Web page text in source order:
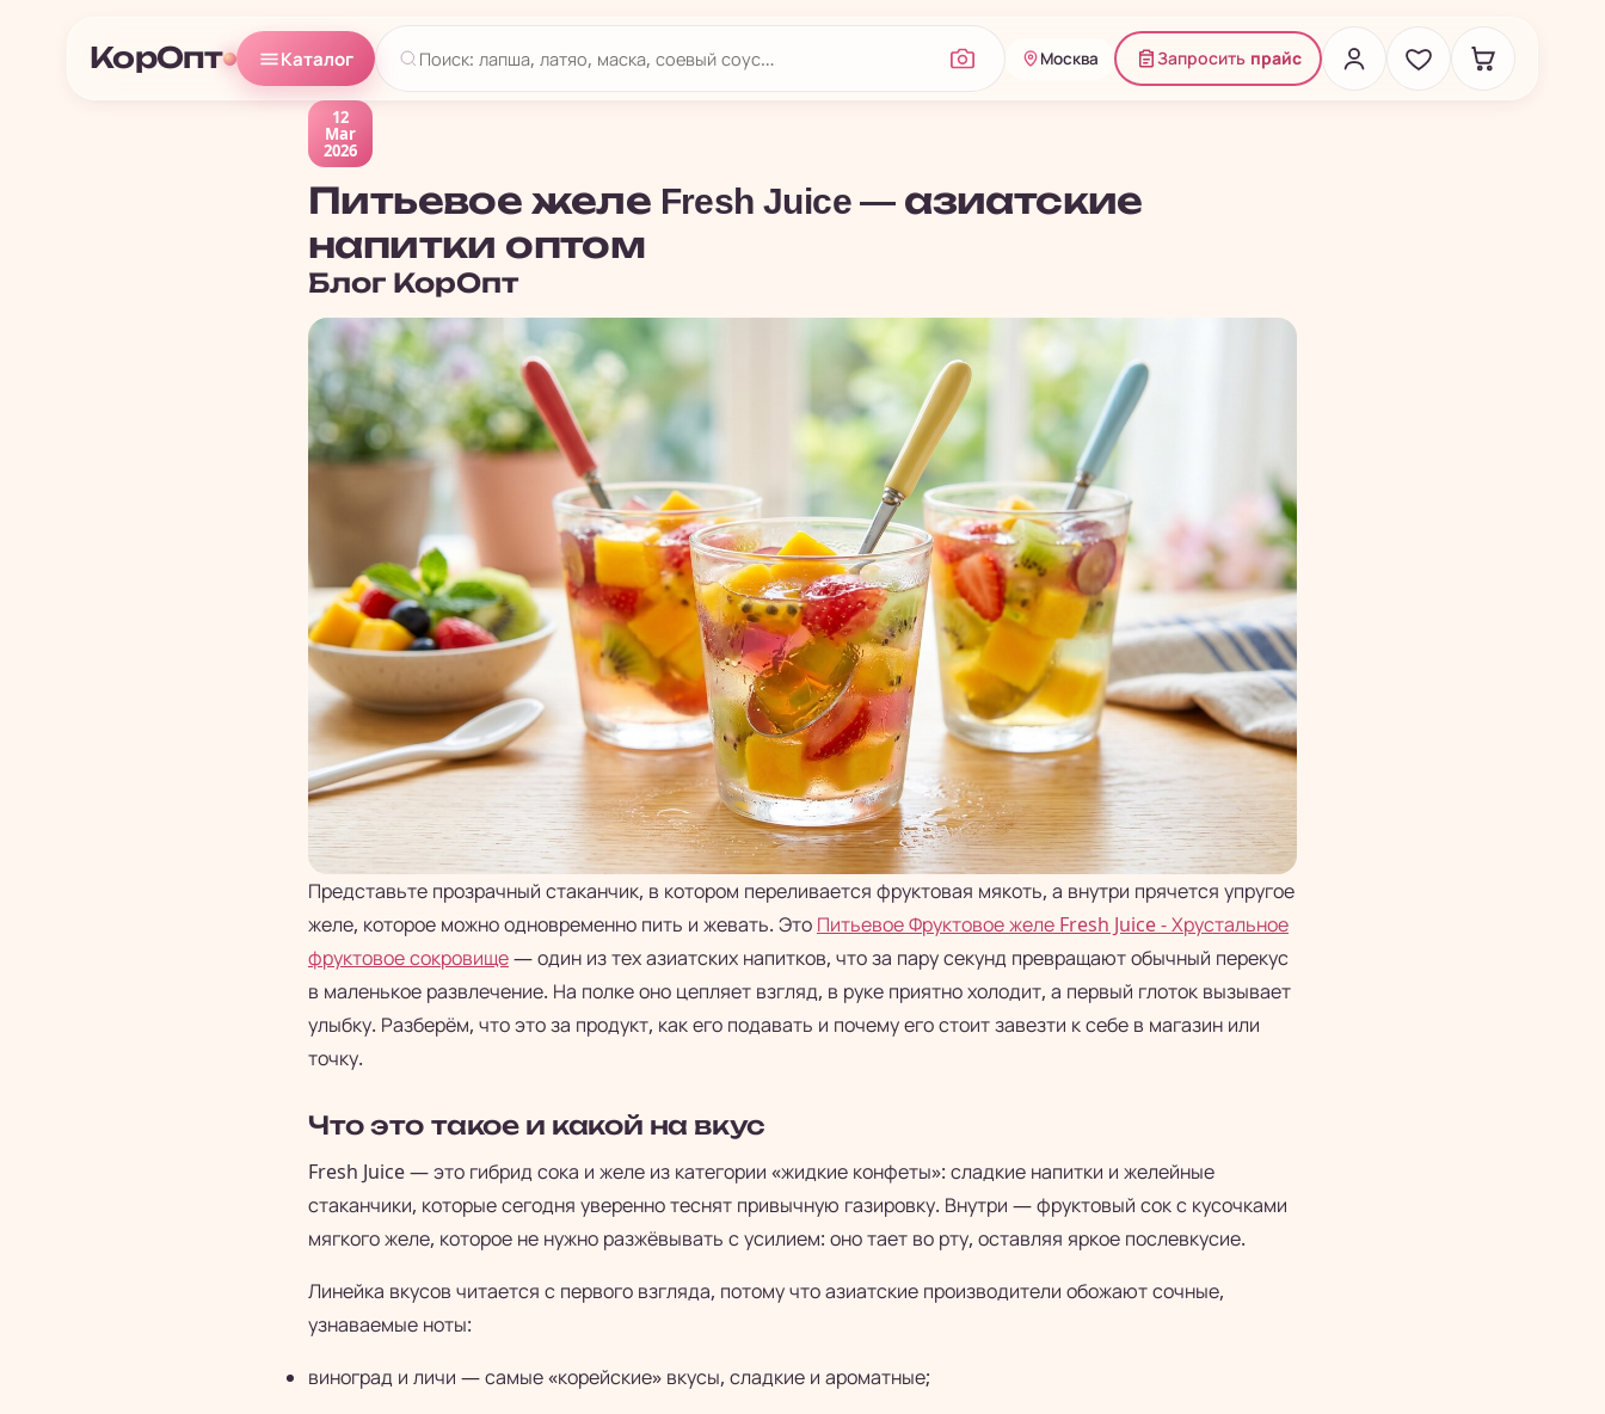
КорОпт Каталог Москва Запросить прайс
12
Mar
2026
Питьевое желе Fresh Juice — азиатские
напитки оптом
Блог КорОпт
Представьте прозрачный стаканчик, в котором переливается фруктовая мякоть, а внутри прячется упругое
желе, которое можно одновременно пить и жевать. Это Питьевое Фруктовое желе Fresh Juice - Хрустальное
фруктовое сокровище— один из тех азиатских напитков, что за пару секунд превращают обычный перекус
в маленькое развлечение. На полке оно цепляет взгляд, в руке приятно холодит, а первый глоток вызывает
улыбку. Разберём, что это за продукт, как его подавать и почему его стоит завезти к себе в магазин или
точку.
Что это такое и какой на вкус
Fresh Juice — это гибрид сока и желе из категории «жидкие конфеты»: сладкие напитки и желейные
стаканчики, которые сегодня уверенно теснят привычную газировку. Внутри — фруктовый сок с кусочками
мягкого желе, которое не нужно разжёвывать с усилием: оно тает во рту, оставляя яркое послевкусие.
Линейка вкусов читается с первого взгляда, потому что азиатские производители обожают сочные,
узнаваемые ноты:
виноград и личи — самые «корейские» вкусы, сладкие и ароматные;